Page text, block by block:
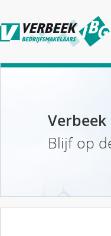
Blijf op